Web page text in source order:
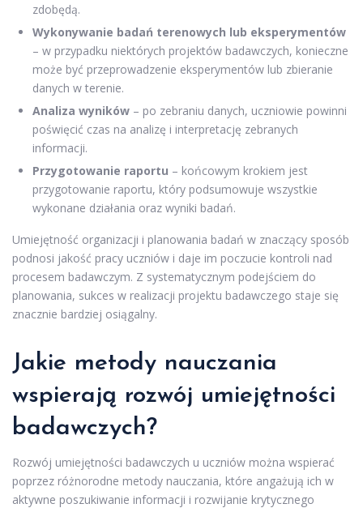
zdobędą.
Wykonywanie badań terenowych lub eksperymentów
– w przypadku niektórych projektów badawczych, konieczne
może być przeprowadzenie eksperymentów lub zbieranie
danych w terenie.
Analiza wyników – po zebraniu danych, uczniowie powinni
poświęcić czas na analizę i interpretację zebranych
informacji.
Przygotowanie raportu – końcowym krokiem jest
przygotowanie raportu, który podsumowuje wszystkie
wykonane działania oraz wyniki badań.
Umiejętność organizacji i planowania badań w znaczący sposób
podnosi jakość pracy uczniów i daje im poczucie kontroli nad
procesem badawczym. Z systematycznym podejściem do
planowania, sukces w realizacji projektu badawczego staje się
znacznie bardziej osiągalny.
Jakie metody nauczania
wspierają rozwój umiejętności
badawczych?
Rozwój umiejętności badawczych u uczniów można wspierać
poprzez różnorodne metody nauczania, które angażują ich w
aktywne poszukiwanie informacji i rozwijanie krytycznego